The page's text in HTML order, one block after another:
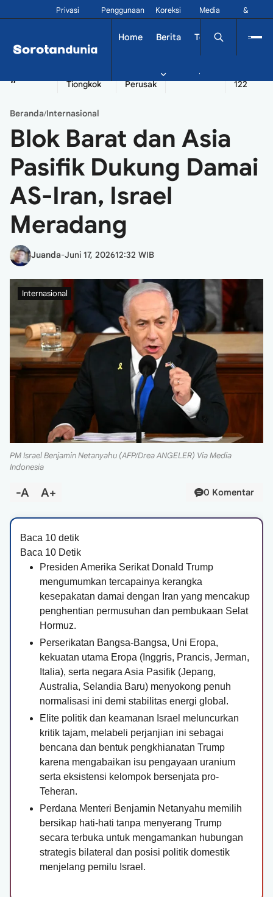
Privasi Penggunaan Koreksi
Media
&
Home Berita Tekno Dinamika
#
Tiongkok
Perusak
Seychelles
122
Beranda/Internasional
Blok Barat dan Asia
Pasifik Dukung Damai
AS-Iran, Israel
Meradang
Juanda-Juni 17, 202612:32 WIB
Internasional
PM Israel Benjamin Netanyahu (AFP/Drea ANGELER) Via Media
Indonesia
-A A+ 0 Komentar
Baca 10 detik
Baca 10 Detik
Presiden Amerika Serikat Donald Trump
mengumumkan tercapainya kerangka
kesepakatan damai dengan Iran yang mencakup
penghentian permusuhan dan pembukaan Selat
Hormuz.
Perserikatan Bangsa-Bangsa, Uni Eropa,
kekuatan utama Eropa (Inggris, Prancis, Jerman,
Italia), serta negara Asia Pasifik (Jepang,
Australia, Selandia Baru) menyokong penuh
normalisasi ini demi stabilitas energi global.
Elite politik dan keamanan Israel meluncurkan
kritik tajam, melabeli perjanjian ini sebagai
bencana dan bentuk pengkhianatan Trump
karena mengabaikan isu pengayaan uranium
serta eksistensi kelompok bersenjata pro-
Teheran.
Perdana Menteri Benjamin Netanyahu memilih
bersikap hati-hati tanpa menyerang Trump
secara terbuka untuk mengamankan hubungan
strategis bilateral dan posisi politik domestik
menjelang pemilu Israel.